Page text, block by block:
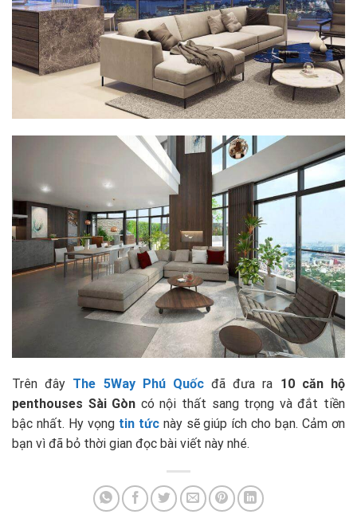
Trên đây The 5Way Phú Quốcđã đưa ra 10 căn hộ
penthouses Sài Gòn có nội thất sang trọng và đắt tiền
bậc nhất. Hy vọng tin tức này sẽ giúp ích cho bạn. Cảm ơn
bạn vì đã bỏ thời gian đọc bài viết này nhé.